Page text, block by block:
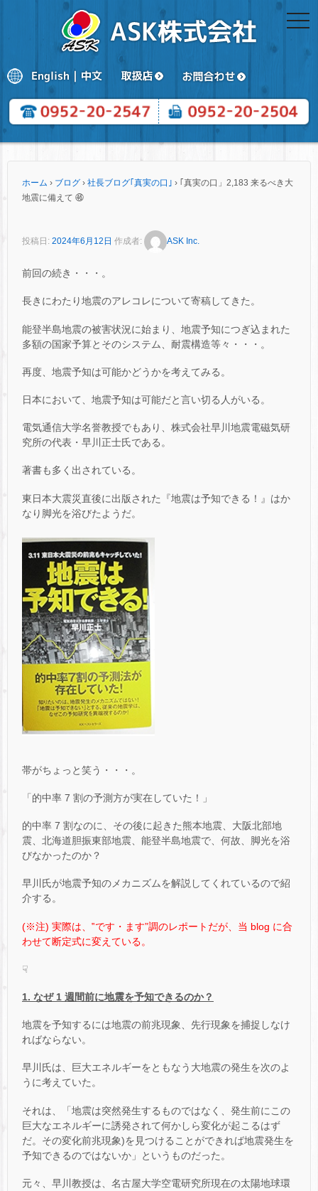
ホーム › ブログ › 社長ブログ｢真実の口｣ › ｢真実の口」2,183 来るべき大
地震に備えて ㊻
投稿日: 2024年6月12日 作成者: ASK Inc.
前回の続き・・・。
長きにわたり地震のアレコレについて寄稿してきた。
能登半島地震の被害状況に始まり、地震予知につぎ込まれた
多額の国家予算とそのシステム、耐震構造等々・・・。
再度、地震予知は可能かどうかを考えてみる。
日本において、地震予知は可能だと言い切る人がいる。
電気通信大学名誉教授でもあり、株式会社早川地震電磁気研
究所の代表・早川正士氏である。
著書も多く出されている。
東日本大震災直後に出版された『地震は予知できる！』はか
なり脚光を浴びたようだ。
帯がちょっと笑う・・・。
「的中率 7 割の予測方が実在していた！」
的中率 7 割なのに、その後に起きた熊本地震、大阪北部地
震、北海道胆振東部地震、能登半島地震で、何故、脚光を浴
びなかったのか？
早川氏が地震予知のメカニズムを解説してくれているので紹
介する。
(※注) 実際は、‟です・ます”調のレポートだが、当 blog に合
わせて断定式に変えている。
☟
1. なぜ 1 週間前に地震を予知できるのか？
地震を予知するには地震の前兆現象、先行現象を捕捉しなけ
ればならない。
早川氏は、巨大エネルギーをともなう大地震の発生を次のよ
うに考えていた。
それは、「地震は突然発生するものではなく、発生前にこの
巨大なエネルギーに誘発されて何かしら変化が起こるはず
だ。その変化前兆現象)を見つけることができれば地震発生を
予知できるのではないか」というものだった。
元々、早川教授は、名古屋大学空電研究所現在の太陽地球環